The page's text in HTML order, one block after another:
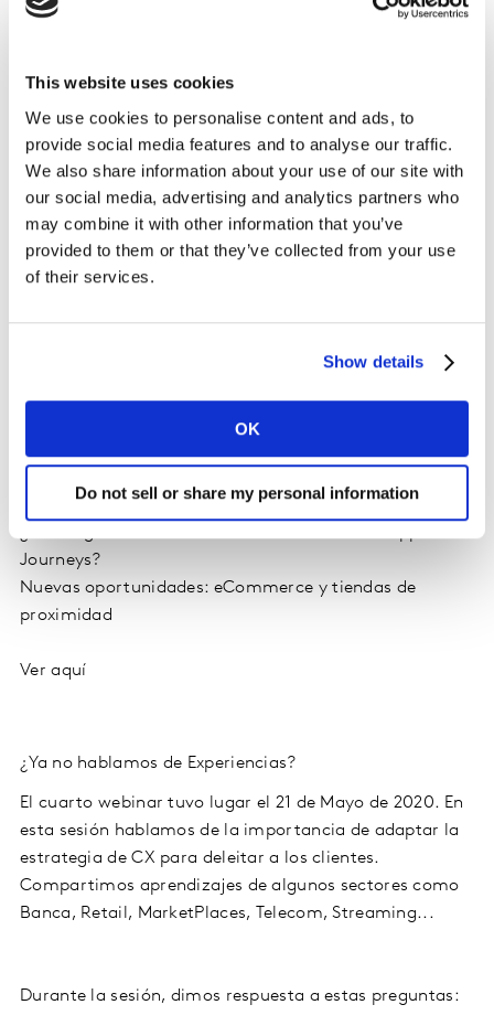
This website uses cookies
We use cookies to personalise content and ads, to
provide social media features and to analyse our traffic.
We also share information about your use of our site with
our social media, advertising and analytics partners who
may combine it with other information that you’ve
provided to them or that they’ve collected from your use
of their services.
Show details
OK
Do not sell or share my personal information
Ver aquí
El tercer webinar tuvo lugar el 5 de Mayo de 2020. En
esta sesión reflexionamos sobre cómo comprábamos
antes del COVID-19, cómo estamos comprando ahora,
y cómo compraremos en el futuro, para ayudarte a
gestionar mejor tu marca, y a impactar a tus
compradores en la toma de decisiones en los
comprador?
Journeys?
Nuevas oportunidades: eCommerce y tiendas de
proximidad
Ver aquí
¿Ya no hablamos de Experiencias?
El cuarto webinar tuvo lugar el 21 de Mayo de 2020. En
esta sesión hablamos de la importancia de adaptar la
estrategia de CX para deleitar a los clientes.
Compartimos aprendizajes de algunos sectores como
Banca, Retail, MarketPlaces, Telecom, Streaming...
Durante la sesión, dimos respuesta a estas preguntas: